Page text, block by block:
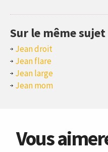
Sur le même sujet
Jean droit
Jean flare
Jean large
Jean mom
Vous